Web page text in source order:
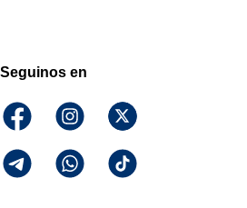
Seguinos en